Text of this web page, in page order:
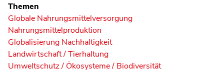
Themen
Globale Nahrungsmittelversorgung
Nahrungsmittelproduktion
Globalisierung Nachhaltigkeit
Landwirtschaft / Tierhaltung
Umweltschutz / Ökosysteme / Biodiversität